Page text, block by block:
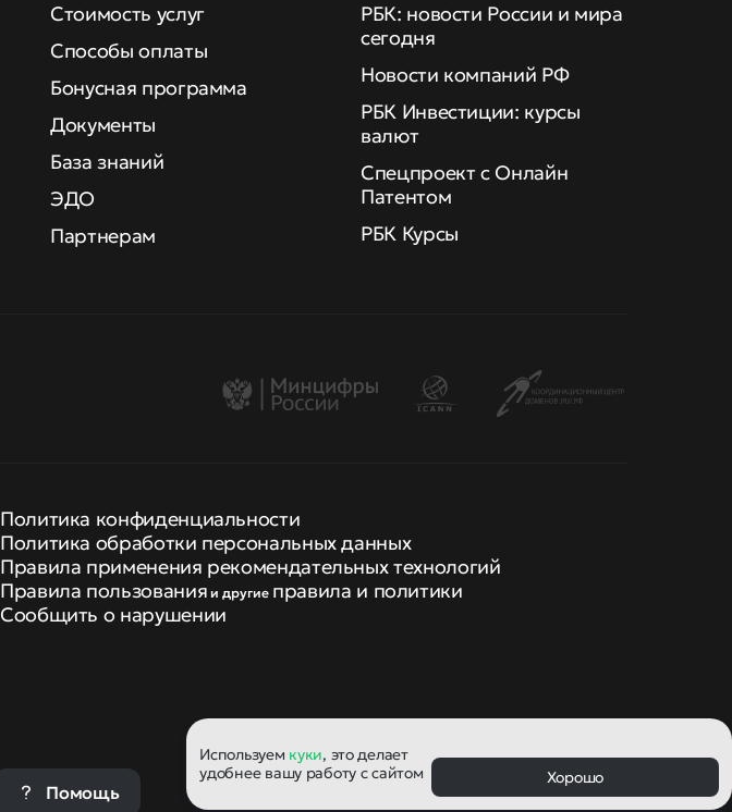
Стоимость услуг
Способы оплаты
Бонусная программа
Документы
База знаний
ЭДО
Партнерам
РБК: новости России и мира
сегодня
Новости компаний РФ
РБК Инвестиции: курсы
валют
Спецпроект с Онлайн
Патентом
РБК Курсы
Политика конфиденциальности
Политика обработки персональных данных
Правила применения рекомендательных технологий
Правила пользования и другие правила и политики
Сообщить о нарушении
Используем куки, это делает
удобнее вашу работу с сайтом
Хорошо
Помощь